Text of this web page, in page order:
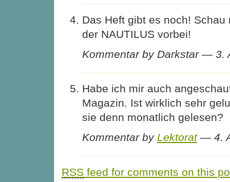
Das Heft gibt es noch!
der NAUTILUS vorbei!
Kommentar by Darkstar — 3.
Habe ich mir auch
Magazin. Ist wirklich sehr
sie denn monatlich gelesen?
Kommentar by Lektorat— 4.
RSS feed for comments on this